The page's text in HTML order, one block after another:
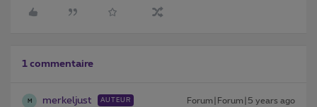
1 commentaire
M merkeljust AUTEUR Forum|Forum|5 years ago